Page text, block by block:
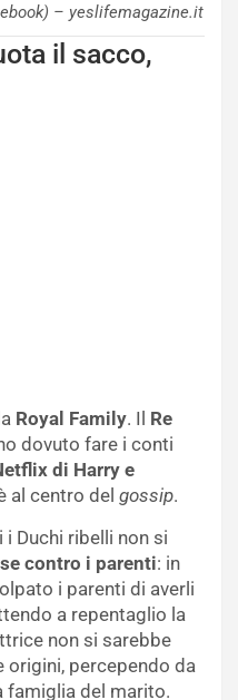
– yeslifemagazine.it
il sacco,
Royal Family. Il Re
dovuto fare i conti
di Harry e
al centro del gossip.
Duchi ribelli non si
contro i parenti: in
i parenti di averli
a repentaglio la
non si sarebbe
origini, percependo da
famiglia del marito.